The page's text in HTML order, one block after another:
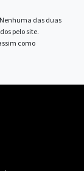
das duas
pelo site.
como